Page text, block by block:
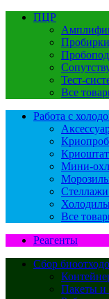
ПЦР
Тест-
Все
Работа с
Мини-
Все
Реагенты
Сбор
Пакеты и